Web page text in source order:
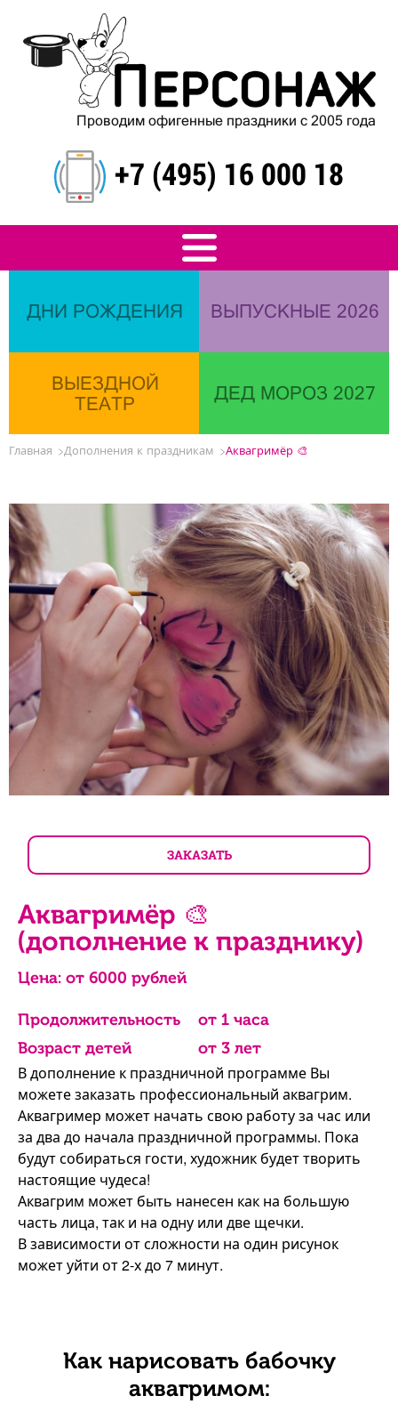
Проводим офигенные праздники с 2005 года
+7 (495) 16 000 18
ДНИ РОЖДЕНИЯ ВЫПУСКНЫЕ 2026
ВЫЕЗДНОЙ
ТЕАТР
ДЕД МОРОЗ 2027
Главная Дополнения к праздникам Аквагримёр 🎨
ЗАКАЗАТЬ
Аквагримёр 🎨
(дополнение к празднику)
Цена: от 6000 рублей
Продолжительность
от 1 часа
Возраст детей
от 3 лет
В дополнение к праздничной программе Вы
можете заказать профессиональный аквагрим.
Аквагример может начать свою работу за час или
за два до начала праздничной программы. Пока
будут собираться гости, художник будет творить
настоящие чудеса!
Аквагрим может быть нанесен как на большую
часть лица, так и на одну или две щечки.
В зависимости от сложности на один рисунок
может уйти от 2-х до 7 минут.
Как нарисовать бабочку
аквагримом: